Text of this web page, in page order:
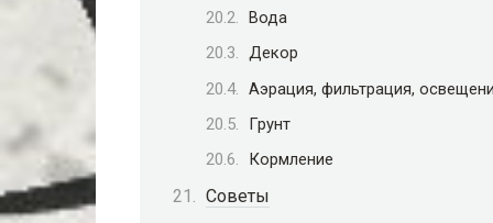
Вода
Декор
Аэрация, фильтрация,
Грунт
Кормление
Советы